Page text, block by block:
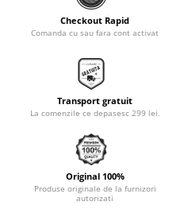
Checkout Rapid
Comanda cu sau fara cont activat
Transport gratuit
La comenzile ce depasesc 299 lei.
Original 100%
Produse originale de la furnizori
autorizati